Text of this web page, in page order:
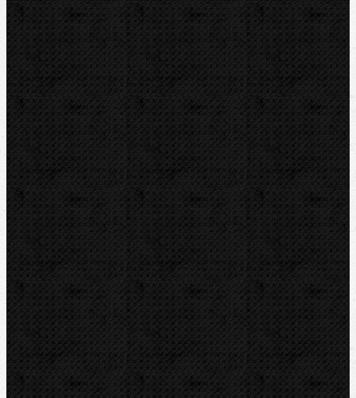
Vysoušení, odvlhčování
Zmrazovací zařízení
Vrtání a frézy
Elektomontážní nářadí
Lokalizace a trasování
Značky
RIDGID
BERNZOMATIC